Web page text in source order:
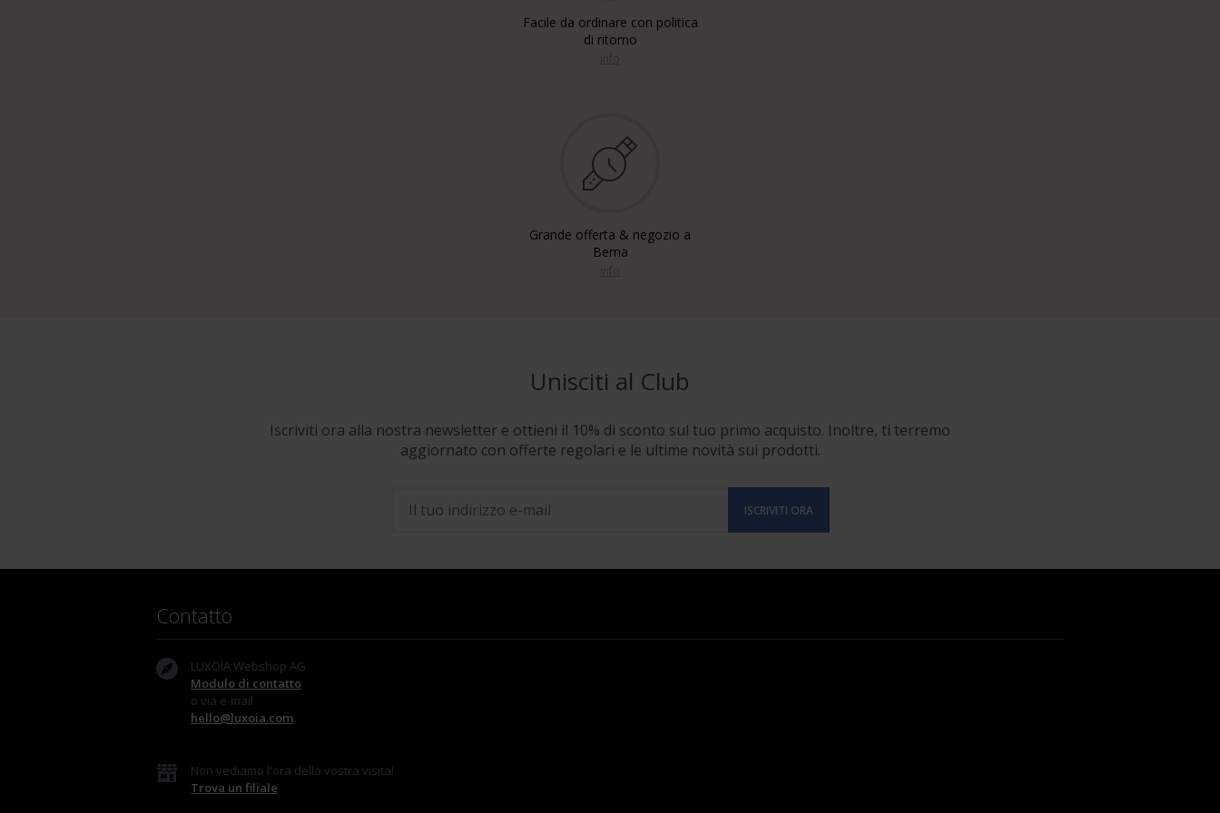
Facile da ordinare con politica
di ritorno
Grande offerta & negozio a
Berna
Unisciti al Club
Iscriviti ora alla nostra newsletter e ottieni il 10% di sconto sul tuo primo acquisto. Inoltre, ti terremo
aggiornato con offerte regolari e le ultime novità sui prodotti.
Contatto
LUXOIA Webshop AG
Modulo di contatto
o via e-mail
hello@luxoia.com
Non vediamo l'ora della vostra visita!
Trova un filiale